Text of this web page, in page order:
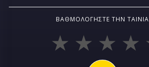
ΒΑΘΜΟΛΟΓΉΣΤΕ ΤΗΝ ΤΑΙΝΊΑ